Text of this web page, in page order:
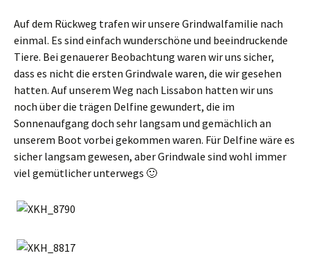
Auf dem Rückweg trafen wir unsere Grindwalfamilie nach
einmal. Es sind einfach wunderschöne und beeindruckende
Tiere. Bei genauerer Beobachtung waren wir uns sicher,
dass es nicht die ersten Grindwale waren, die wir gesehen
hatten. Auf unserem Weg nach Lissabon hatten wir uns
noch über die trägen Delfine gewundert, die im
Sonnenaufgang doch sehr langsam und gemächlich an
unserem Boot vorbei gekommen waren. Für Delfine wäre es
sicher langsam gewesen, aber Grindwale sind wohl immer
viel gemütlicher unterwegs 🙂